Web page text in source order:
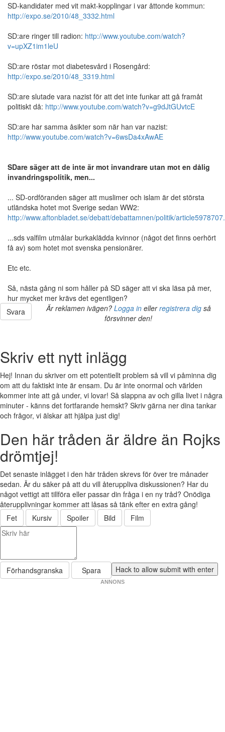
SD-kandidater med vit makt-kopplingar i var åttonde kommun:
http://expo.se/2010/48_3332.html
SD:are ringer till radion: http://www.youtube.com/watch?
v=upXZ1im1leU
SD:are röstar mot diabetesvård i Rosengård:
http://expo.se/2010/48_3319.html
SD:are slutade vara nazist för att det inte funkar att gå framåt
politiskt då: http://www.youtube.com/watch?v=g9dJtGUvtcE
SD:are har samma åsikter som när han var nazist:
http://www.youtube.com/watch?v=6wsDa4xAwAE
SDare säger att de inte är mot invandrare utan mot en dålig
invandringspolitik, men...
... SD-ordföranden säger att muslimer och islam är det största
utländska hotet mot Sverige sedan WW2:
http://www.aftonbladet.se/debatt/debattamnen/politik/
...sds valfilm utmålar burkaklädda kvinnor (något det finns oerhört
få av) som hotet mot svenska pensionärer.
Etc etc.
Så, nästa gång ni som håller på SD säger att vi ska läsa på mer,
hur mycket mer krävs det egentligen?
Svara
Är reklamen ivägen? Logga inellerregistrera digså
försvinner den!
Skriv ett nytt inlägg
Hej! Innan du skriver om ett potentiellt problem så vill vi påminna dig
om att du faktiskt inte är ensam. Du är inte onormal och världen
kommer inte att gå under, vi lovar! Så slappna av och gilla livet i några
minuter - känns det fortfarande hemskt? Skriv gärna ner dina tankar
och frågor, vi älskar att hjälpa just dig!
Den här tråden är äldre än Rojks
drömtjej!
Det senaste inlägget i den här tråden skrevs för över tre månader
sedan. Är du säker på att du vill återuppliva diskussionen? Har du
något vettigt att tillföra eller passar din fråga i en ny tråd? Onödiga
återupplivningar kommer att låsas så tänk efter en extra gång!
Fet
Kursiv Spoiler Bild Film
Förhandsgranska Spara
ANNONS